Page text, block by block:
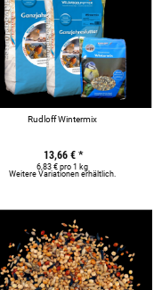
Rudloff Wintermix
13,66 €*
6,83 € pro 1 kg
Weitere Variationen erhältlich.